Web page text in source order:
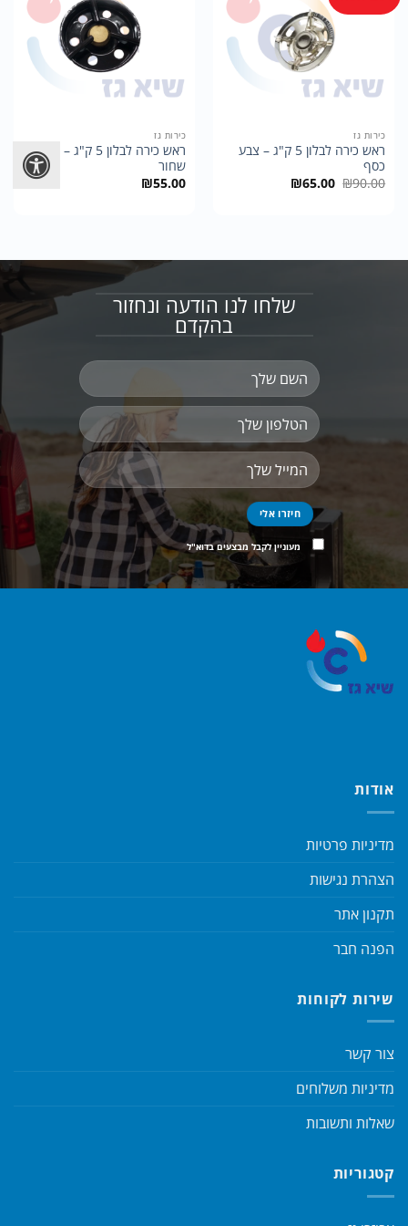
כירות גז
ראש כירה לבלון 5 ק"ג – צבע
כסף
₪90.00 המחיר
המקורי
₪65.00 המחיר
הנוכחי
כירות גז
ראש כירה לבלון 5 ק"ג – צבע
שחור
₪55.00
שלחו לנו הודעה ונחזור
בהקדם
מעוניין לקבל מבצעים בדוא"ל
אודות
מדיניות פרטיות
הצהרת נגישות
תקנון אתר
הפנה חבר
שירות לקוחות
צור קשר
מדיניות משלוחים
שאלות ותשובות
קטגוריות